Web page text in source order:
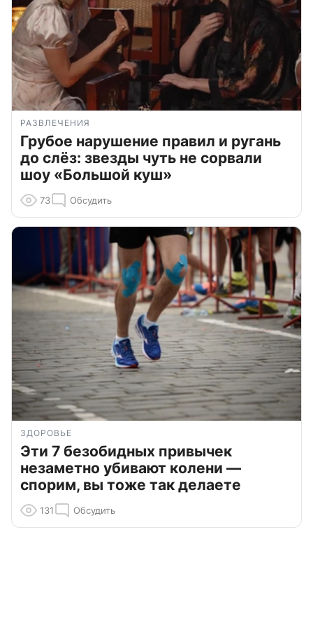
РАЗВЛЕЧЕНИЯ
Грубое нарушение правил и ругань
до слёз: звезды чуть не сорвали
шоу «Большой куш»
73 Обсудить
ЗДОРОВЬЕ
Эти 7 безобидных привычек
незаметно убивают колени —
спорим, вы тоже так делаете
131 Обсудить